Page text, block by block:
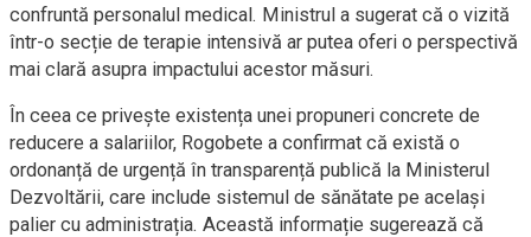
confruntă personalul medical. Ministrul a sugerat că o vizită
într-o secție de terapie intensivă ar putea oferi o perspectivă
mai clară asupra impactului acestor măsuri.
În ceea ce privește existența unei propuneri concrete de
reducere a salariilor, Rogobete a confirmat că există o
ordonanță de urgență în transparență publică la Ministerul
Dezvoltării, care include sistemul de sănătate pe același
palier cu administrația. Această informație sugerează că